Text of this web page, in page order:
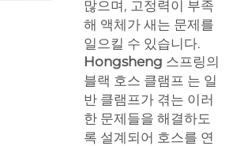
많으며, 고정력이 부족
해 액체가 새는 문제를
일으킬 수 있습니다.
Hongsheng 스프링의
블랙 호스 클램프 는 일
반 클램프가 겪는 이러
한 문제들을 해결하도
록 설계되어 호스를 연